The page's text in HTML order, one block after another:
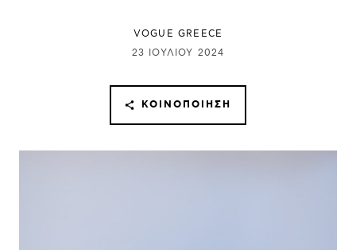
VOGUE GREECE
23 ΙΟΥΛΊΟΥ 2024
ΚΟΙΝΟΠΟΊΗΣΗ